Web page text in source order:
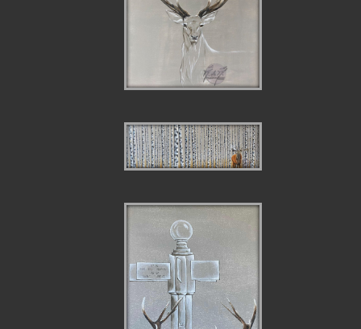
CERF
CERF DANS LES
BOULEAUX